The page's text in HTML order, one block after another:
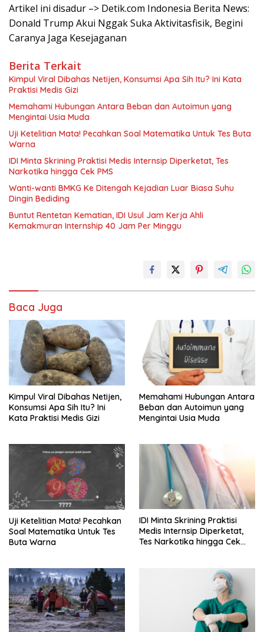
Artikel ini disadur –> Detik.com Indonesia Berita News:
Donald Trump Akui Nggak Suka Aktivitasfisik, Begini
Caranya Jaga Kesejaganan
Berita Terkait
Kimpul Viral Dibahas Netijen, Konsumsi Apa Sih Itu? Ini Kata
Praktisi Medis Gizi
Memahami Hubungan Antara Beban dan Autoimun yang
Mengintai Usia Muda
Uji Ketelitian Mata! Pecahkan Soal Matematika Untuk Tes Buta
Warna
IDI Minta Skrining Praktisi Medis Internsip Diperketat, Tes
Narkotika hingga Cek PMS
Wanti-wanti BMKG Ke Ditengah Kejadian Luar Biasa Suhu
Dingin Bediding
Buntut Rentetan Kematian, IDI Usul Jam Kerja Ahli
Kemakmuran Internship 40 Jam Per Minggu
Baca Juga
Kimpul Viral Dibahas Netijen,
Konsumsi Apa Sih Itu? Ini
Kata Praktisi Medis Gizi
Memahami Hubungan Antara
Beban dan Autoimun yang
Mengintai Usia Muda
Uji Ketelitian Mata! Pecahkan
Soal Matematika Untuk Tes
Buta Warna
IDI Minta Skrining Praktisi
Medis Internsip Diperketat,
Tes Narkotika hingga Cek